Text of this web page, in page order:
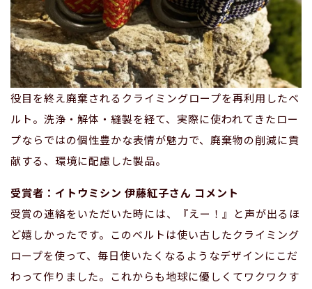
役目を終え廃棄されるクライミングロープを再利用したベ
ルト。洗浄・解体・縫製を経て、実際に使われてきたロー
プならではの個性豊かな表情が魅力で、廃棄物の削減に貢
献する、環境に配慮した製品。
受賞者：イトウミシン 伊藤紅子さん コメント
受賞の連絡をいただいた時には、『えー！』と声が出るほ
ど嬉しかったです。このベルトは使い古したクライミング
ロープを使って、毎日使いたくなるようなデザインにこだ
わって作りました。これからも地球に優しくてワクワクす